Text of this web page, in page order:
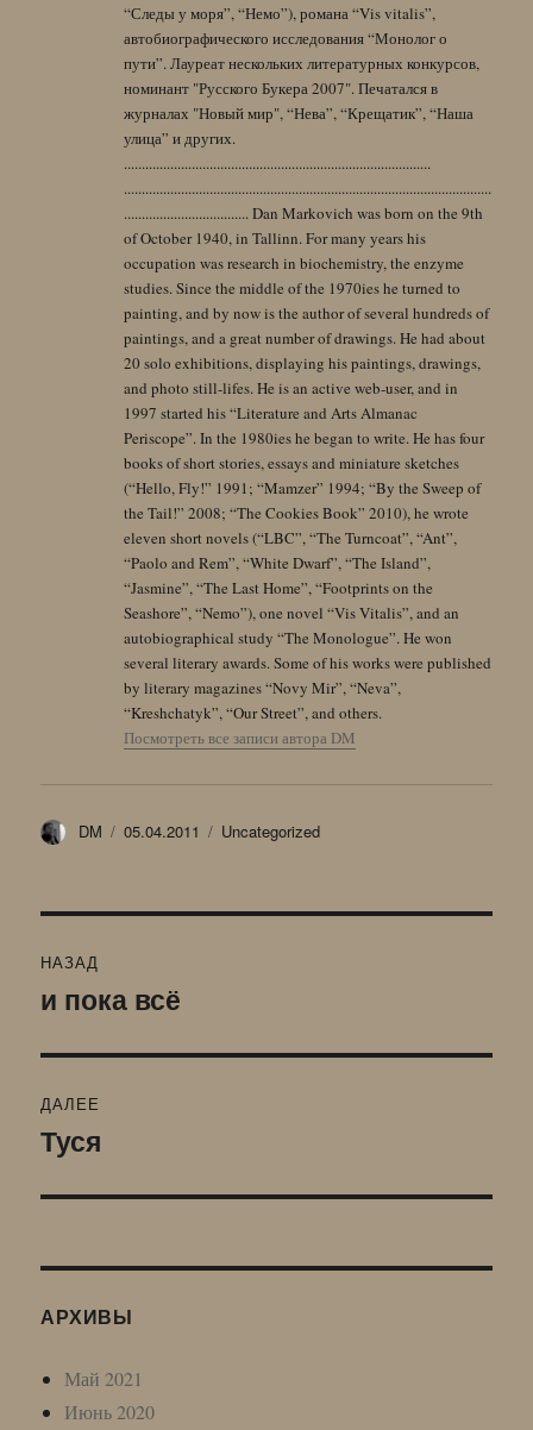
“Следы у моря”, “Немо”), романа “Vis vitalis”,
автобиографического исследования “Монолог о
пути”. Лауреат нескольких литературных конкурсов,
номинант "Русского Букера 2007". Печатался в
журналах "Новый мир", “Нева”, “Крещатик”, “Наша
улица” и других.
......................................................................................
.......................................................................................................
................................... Dan Markovich was born on the 9th
of October 1940, in Tallinn. For many years his
occupation was research in biochemistry, the enzyme
studies. Since the middle of the 1970ies he turned to
painting, and by now is the author of several hundreds of
paintings, and a great number of drawings. He had about
20 solo exhibitions, displaying his paintings, drawings,
and photo still-lifes. He is an active web-user, and in
1997 started his “Literature and Arts Almanac
Periscope”. In the 1980ies he began to write. He has four
books of short stories, essays and miniature sketches
(“Hello, Fly!” 1991; “Mamzer” 1994; “By the Sweep of
the Tail!” 2008; “The Cookies Book” 2010), he wrote
eleven short novels (“LBC”, “The Turncoat”, “Ant”,
“Paolo and Rem”, “White Dwarf”, “The Island”,
“Jasmine”, “The Last Home”, “Footprints on the
Seashore”, “Nemo”), one novel “Vis Vitalis”, and an
autobiographical study “The Monologue”. He won
several literary awards. Some of his works were published
by literary magazines “Novy Mir”, “Neva”,
“Kreshchatyk”, “Our Street”, and others.
Посмотреть все записи автора DM
Автор
DM Опубликовано
05.04.2011 Рубрики
Uncategorized
по
НАЗАД
Предыдущая
и пока всё
ДАЛЕЕ
Следующая
Туся
АРХИВЫ
Май 2021
Июнь 2020